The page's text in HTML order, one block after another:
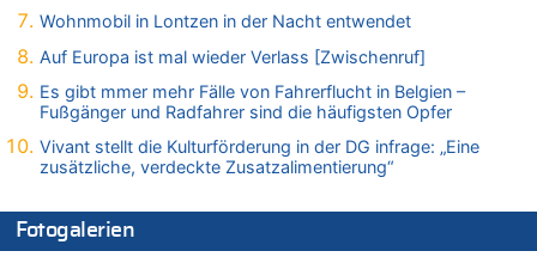
06.08.2026 - 13:59 von Chips zu
Zweite Hitzewelle in diesem Sommer ist jetzt amtlich
Wasserstand des Rheins in NRW so niedrig wie noch nie
Wasserstand des Rheins in NRW so niedrig wie noch nie
06.08.2026 - 13:20 von Speck für die Mâuse zu
Wohnmobil in Lontzen in der Nacht entwendet
Auf Europa ist mal wieder Verlass [Zwischenruf]
Es gibt mmer mehr Fälle von Fahrerflucht in Belgien –
Fußgänger und Radfahrer sind die häufigsten Opfer
Vivant stellt die Kulturförderung in der DG infrage: „Eine
zusätzliche, verdeckte Zusatzalimentierung“
Fotogalerien